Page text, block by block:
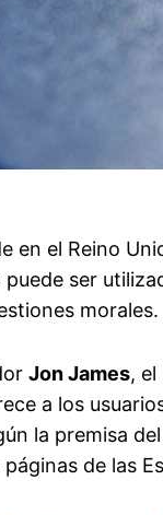
en el Reino
ser
morales.
Jon James, el
a los
la premisa
de las